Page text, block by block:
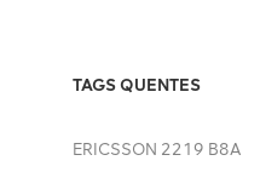
TAGS QUENTES
ERICSSON 2219 B8A